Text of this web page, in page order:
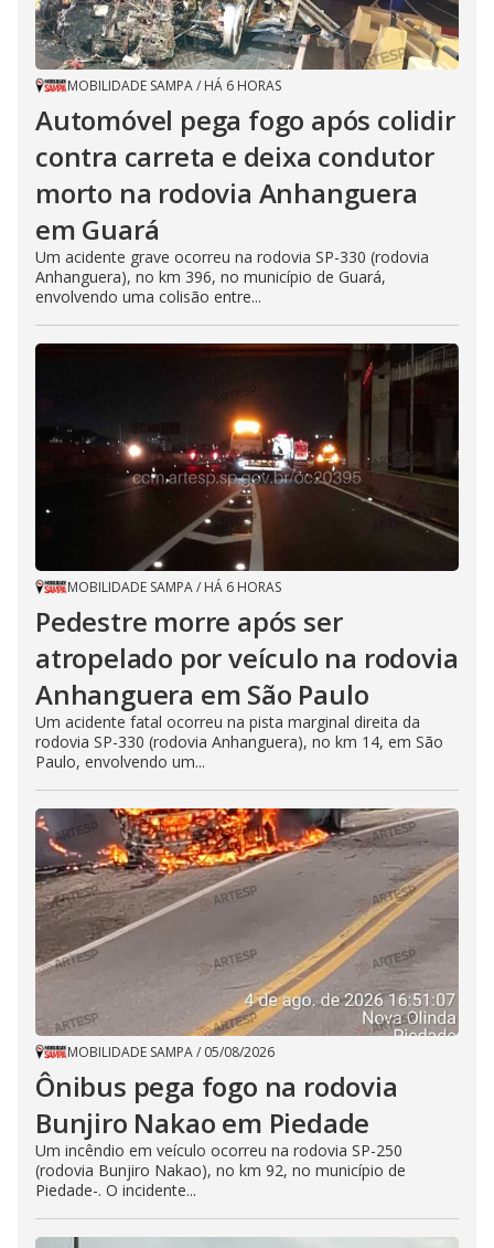
MOBILIDADE SAMPA/ HÁ 6 HORAS
Automóvel pega fogo após colidir
contra carreta e deixa condutor
morto na rodovia Anhanguera
em Guará
Um acidente grave ocorreu na rodovia SP-330 (rodovia
Anhanguera), no km 396, no município de Guará,
envolvendo uma colisão entre...
MOBILIDADE SAMPA/ HÁ 6 HORAS
Pedestre morre após ser
atropelado por veículo na rodovia
Anhanguera em São Paulo
Um acidente fatal ocorreu na pista marginal direita da
rodovia SP-330 (rodovia Anhanguera), no km 14, em São
Paulo, envolvendo um...
MOBILIDADE SAMPA/ 05/08/2026
Ônibus pega fogo na rodovia
Bunjiro Nakao em Piedade
Um incêndio em veículo ocorreu na rodovia SP-250
(rodovia Bunjiro Nakao), no km 92, no município de
Piedade-. O incidente...